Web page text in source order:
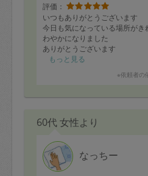
金曜日9時～土曜日8
100%
土曜日8時〜実施時間
＋交通費全額
依頼者不在による当
定期契約をキャンセ
期は月2回まで隔週定
評価：
いつもありがとうございます
今日も気になっている場所がき
わやかになりました
ありがとうございます
もっと見る
※依頼者の
60代 女性より
なっちー